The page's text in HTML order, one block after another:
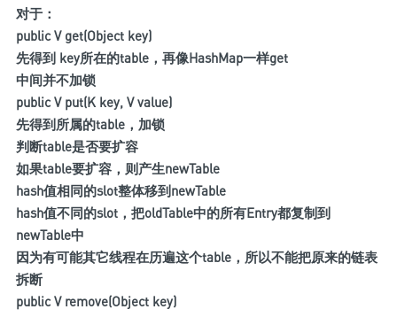
对于：
public V get(Object key)
先得到 key所在的table，再像HashMap一样get
中间并不加锁
public V put(K key, V value)
先得到所属的table，加锁
判断table是否要扩容
如果table要扩容，则产生newTable
hash值相同的slot整体移到newTable
hash值不同的slot，把oldTable中的所有Entry都复制到
newTable中
因为有可能其它线程在历遍这个table，所以不能把原来的链表
拆断
public V remove(Object key)